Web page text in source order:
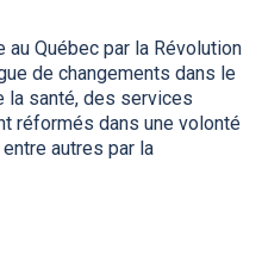
au Québec par la Révolution
de changements dans le
la santé, des services
réformés dans une volonté
autres par la